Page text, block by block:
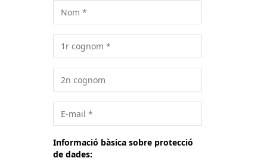
Informació bàsica sobre protecció
de dades: